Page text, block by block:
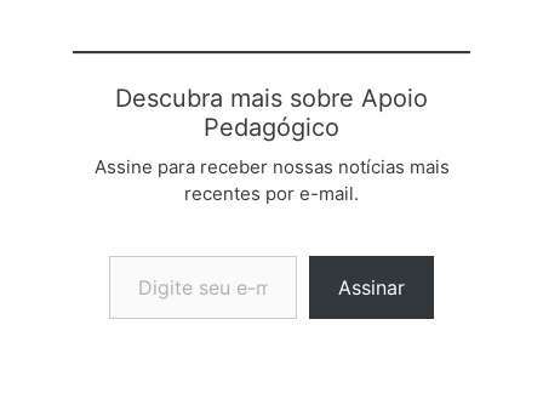
Descubra mais sobre Apoio
Pedagógico
Assine para receber nossas notícias mais
recentes por e-mail.
Digite seu e-mail…
Assinar